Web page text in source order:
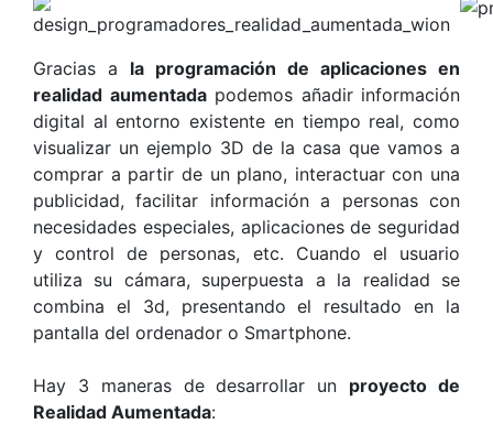
Gracias a la programación de aplicaciones en
realidad aumentadapodemos añadir información
digital al entorno existente en tiempo real, como
visualizar un ejemplo 3D de la casa que vamos a
comprar a partir de un plano, interactuar con una
publicidad, facilitar información a personas con
necesidades especiales, aplicaciones de seguridad
y control de personas, etc. Cuando el usuario
utiliza su cámara, superpuesta a la realidad se
combina el 3d, presentando el resultado en la
pantalla del ordenador o Smartphone.
Hay 3 maneras de desarrollar un proyecto de
Realidad Aumentada: